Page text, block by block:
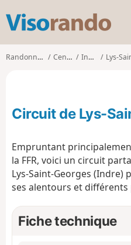
s
o
o
Randonnées Centre Indre Lys-
Circuit de Lys-
Empruntant
la FFR, voici un circuit
Lys-Saint-Georges
ses alentours et différents
Fiche technique